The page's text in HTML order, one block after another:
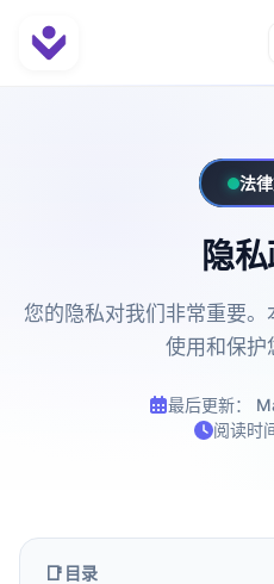
法
隐
您的隐私对我们非常重要。
使用和保护
最后更新：
阅读时
目录